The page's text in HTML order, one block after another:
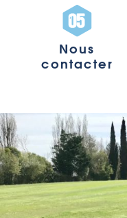
Nous
contacter